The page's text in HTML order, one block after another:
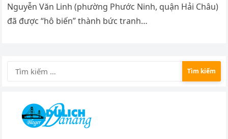
Nguyễn Văn Linh (phường Phước Ninh, quận Hải Châu)
đã được “hô biến” thành bức tranh…
Tìm
kiếm